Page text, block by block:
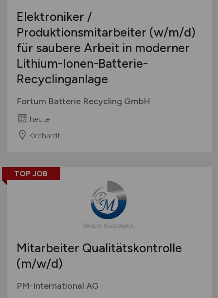
Elektroniker /
Produktionsmitarbeiter (w/m/d)
für saubere Arbeit in moderner
Lithium-Ionen-Batterie-
Recyclinganlage
Fortum Batterie Recycling GmbH
heute
Kirchardt
TOP JOB
Mitarbeiter Qualitätskontrolle
(m/w/d)
PM-International AG